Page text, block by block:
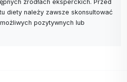
litrów wody. Nowy
należy zakupić po 45
wody lub po roku.
źródłach eksperckich. Przed
diety należy zawsze skonsultować
pozytywnych lub